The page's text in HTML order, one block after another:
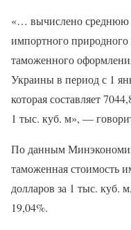
«… вычислено среднюю
импортного природного
таможенного
Украины в период с 1
которая составляет
1 тыс. куб. м», —
По данным
таможенная стоимость
долларов за 1 тыс. куб.
19,04%.